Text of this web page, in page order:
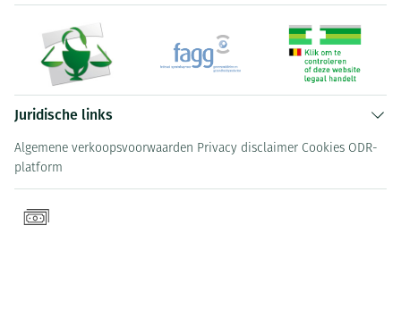
Juridische links
Algemene verkoopsvoorwaarden Privacy disclaimer Cookies ODR-
platform